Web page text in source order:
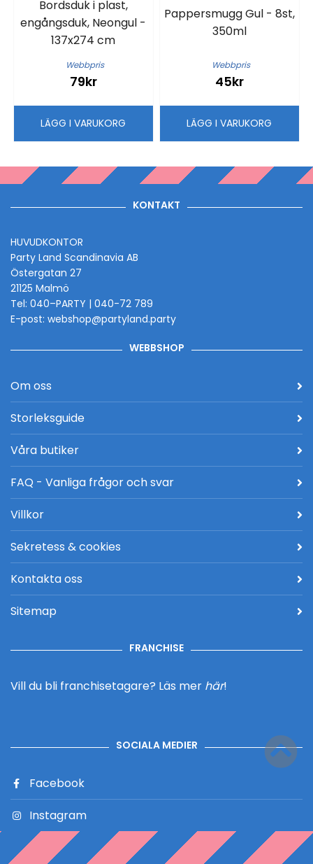
Bordsduk i plast,
engångsduk, Neongul -
137x274 cm
Webbpris
79kr
LÄGG I VARUKORG
Pappersmugg Gul - 8st,
350ml
Webbpris
45kr
LÄGG I VARUKORG
KONTAKT
HUVUDKONTOR
Party Land Scandinavia AB
Östergatan 27
21125 Malmö
Tel: 040–PARTY | 040-72 789
E-post: webshop@partyland.party
WEBBSHOP
Om oss
Storleksguide
Våra butiker
FAQ - Vanliga frågor och svar
Villkor
Sekretess & cookies
Kontakta oss
Sitemap
FRANCHISE
Vill du bli franchisetagare? Läs mer här!
SOCIALA MEDIER
Facebook
Instagram